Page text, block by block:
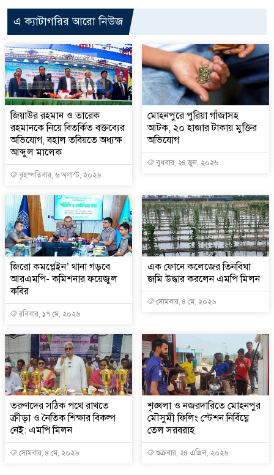
এ ক্যাটাগরির আরো নিউজ
জিয়াউর রহমান ও তারেক
রহমানকে নিয়ে বিতর্কিত বক্তব্যের
অভিযোগ, বহাল তবিয়তে অধ্যক্ষ
আব্দুল মালেক
বৃহস্পতিবার, ৬ অগাস্ট, ২০২৬
মোহনপুরে পুরিয়া গাঁজাসহ
আটক, ২০ হাজার টাকায় মুক্তির
অভিযোগ
বুধবার, ২৪ জুন, ২০২৬
জিরো কমপ্লেইন’ থানা গড়বে
আরএমপি- কমিশনার ফয়েজুল
কবির
রবিবার, ১৭ মে, ২০২৬
এক ফোনে কলেজের তিনবিঘা
জমি উদ্ধার করলেন এমপি মিলন
সোমবার, ৪ মে, ২০২৬
তরুণদের সঠিক পথে রাখতে
ক্রীড়া ও নৈতিক শিক্ষার বিকল্প
নেই: এমপি মিলন
সোমবার, ৪ মে, ২০২৬
শৃঙ্খলা ও নজরদারিতে মোহনপুর
মৌসুমী ফিলিং স্টেশন নির্বিঘ্নে
তেল সরবরাহ
শুক্রবার, ২৪ এপ্রিল, ২০২৬